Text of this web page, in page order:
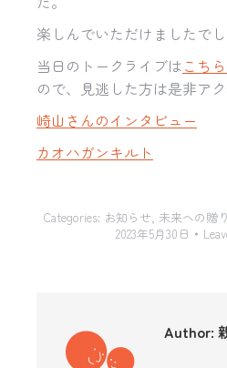
楽しんでいただけましたで
当日のトークライブはこち
ので、見逃した方は是非ア
崎山さんのインタビュー
カオハガンキルト
Categories: お知らせ, 未来への贈
2023年5月30日
Author: